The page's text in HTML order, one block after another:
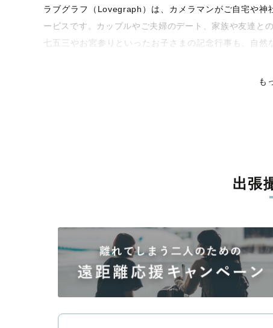
ラブグラフ（Lovegraph）は、カメラマンがご自宅や
ービスです。カップルやご夫婦のデート、家族や友達と
七五三やお宮参りといったお子さまの記念行事も、自
撮影後は、独自の編集技術で写真の明るさや色合いを
も
出張